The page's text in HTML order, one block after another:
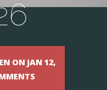
ON JAN 12,